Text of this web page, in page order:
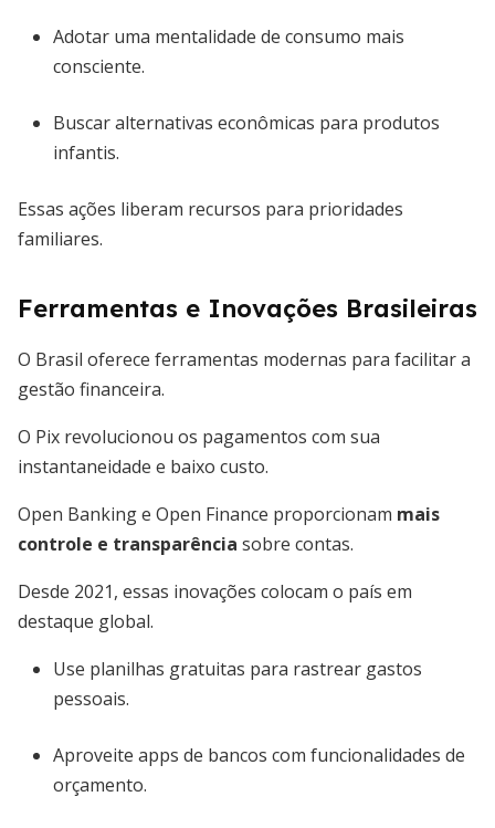
Adotar uma mentalidade de consumo mais
consciente.
Buscar alternativas econômicas para produtos
infantis.
Essas ações liberam recursos para prioridades
familiares.
Ferramentas e Inovações Brasileiras
O Brasil oferece ferramentas modernas para facilitar a
gestão financeira.
O Pix revolucionou os pagamentos com sua
instantaneidade e baixo custo.
Open Banking e Open Finance proporcionam mais
controle e transparência sobre contas.
Desde 2021, essas inovações colocam o país em
destaque global.
Use planilhas gratuitas para rastrear gastos
pessoais.
Aproveite apps de bancos com funcionalidades de
orçamento.